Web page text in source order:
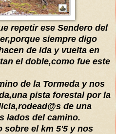
repetir ese Sendero del
siempre digo
de ida y vuelta en
el doble,como fue este
de la Tormeda y nos
pista forestal por la
de una
lados del camino.
sobre el km 5'5 y nos